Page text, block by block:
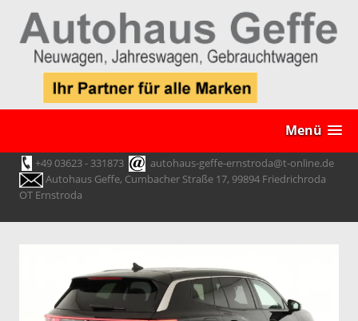
Menü
+49 03623 - 331873
autohaus-geffe-ernstroda@t-online.de
Autohaus Geffe, Cumbacher Straße 17, 99894 Friedrichroda
OT Ernstroda